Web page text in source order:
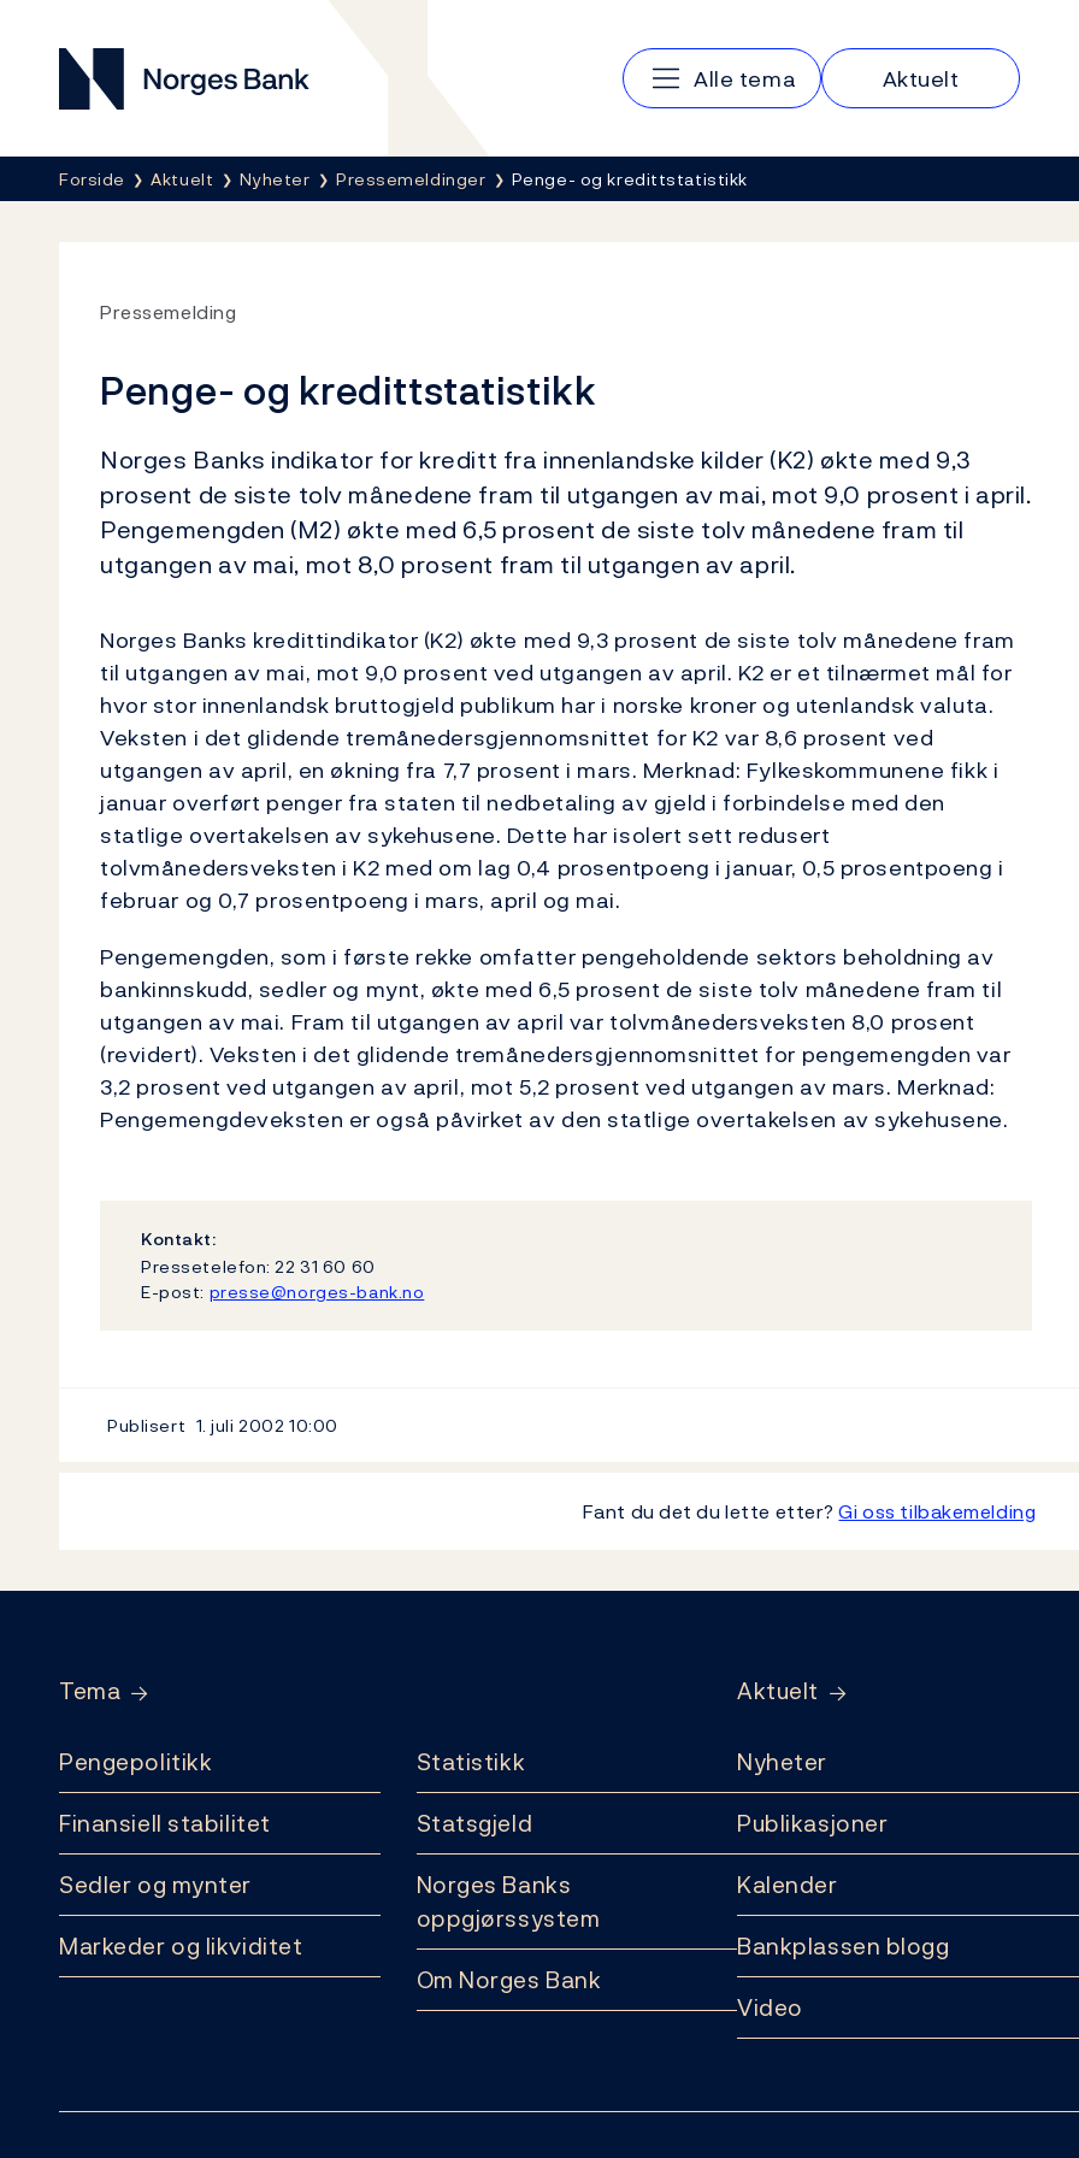
Norges Bank
Hovedmeny
Alle tema Aktuelt
Her er du nå:
Forside Aktuelt Nyheter Pressemeldinger Penge- og kredittstatistikk
Pressemelding
Penge- og kredittstatistikk
Norges Banks indikator for kreditt fra innenlandske kilder (K2) økte med 9,3
prosent de siste tolv månedene fram til utgangen av mai, mot 9,0 prosent i april.
Pengemengden (M2) økte med 6,5 prosent de siste tolv månedene fram til
utgangen av mai, mot 8,0 prosent fram til utgangen av april.
Norges Banks kredittindikator (K2) økte med 9,3 prosent de siste tolv månedene fram
til utgangen av mai, mot 9,0 prosent ved utgangen av april. K2 er et tilnærmet mål for
hvor stor innenlandsk bruttogjeld publikum har i norske kroner og utenlandsk valuta.
Veksten i det glidende tremånedersgjennomsnittet for K2 var 8,6 prosent ved
utgangen av april, en økning fra 7,7 prosent i mars. Merknad: Fylkeskommunene fikk i
januar overført penger fra staten til nedbetaling av gjeld i forbindelse med den
statlige overtakelsen av sykehusene. Dette har isolert sett redusert
tolvmånedersveksten i K2 med om lag 0,4 prosentpoeng i januar, 0,5 prosentpoeng i
februar og 0,7 prosentpoeng i mars, april og mai.
Pengemengden, som i første rekke omfatter pengeholdende sektors beholdning av
bankinnskudd, sedler og mynt, økte med 6,5 prosent de siste tolv månedene fram til
utgangen av mai. Fram til utgangen av april var tolvmånedersveksten 8,0 prosent
(revidert). Veksten i det glidende tremånedersgjennomsnittet for pengemengden var
3,2 prosent ved utgangen av april, mot 5,2 prosent ved utgangen av mars. Merknad:
Pengemengdeveksten er også påvirket av den statlige overtakelsen av sykehusene.
Kontakt:
Pressetelefon: 22 31 60 60
E-post: presse@norges-bank.no
Publisert 1. juli 2002 10:00
Fant du det du lette etter?Gi oss tilbakemelding
Tema
Pengepolitikk
Finansiell stabilitet
Sedler og mynter
Markeder og likviditet
Statistikk
Statsgjeld
Norges Banks
oppgjørssystem
Om Norges Bank
Aktuelt
Nyheter
Publikasjoner
Kalender
Bankplassen blogg
Video